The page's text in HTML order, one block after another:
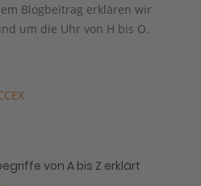
Blogbeitrag erklären wir
um die Uhr von H bis O.
von A bis Z erklärt